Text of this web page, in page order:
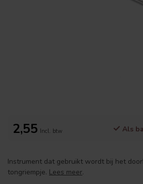
2,55 Incl. btw Als
Instrument dat gebruikt wordt bij het
tongriempje. Lees meer.